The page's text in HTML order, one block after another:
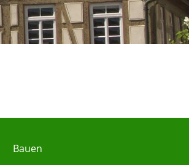
Bauen